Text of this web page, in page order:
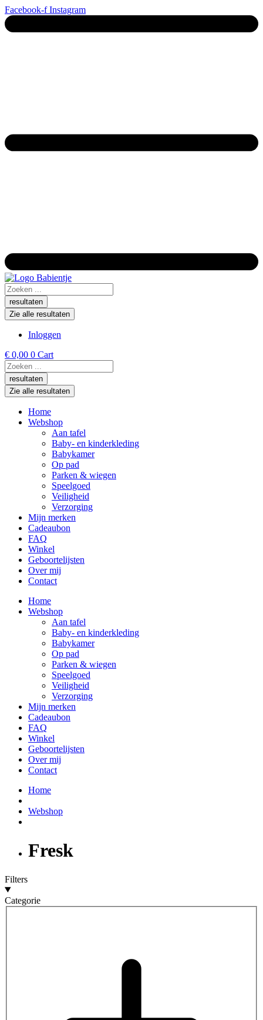
Ga
naar
de
Facebook-f Instagram
Search
...resultaten
Zie alle resultaten
Inloggen
€ 0,00 0 Cart
Search
...resultaten
Zie alle resultaten
Home
Webshop
Aan tafel
Baby- en kinderkleding
Babykamer
Op pad
Parken & wiegen
Speelgoed
Veiligheid
Verzorging
Mijn merken
Cadeaubon
FAQ
Winkel
Geboortelijsten
Over mij
Contact
Home
Webshop
Aan tafel
Baby- en kinderkleding
Babykamer
Op pad
Parken & wiegen
Speelgoed
Veiligheid
Verzorging
Mijn merken
Cadeaubon
FAQ
Winkel
Geboortelijsten
Over mij
Contact
Home
Webshop
Fresk
Filters
Categorie